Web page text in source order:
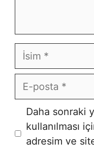
İsim
E-
posta
İnternet
sitesi
Daha sonraki
kullanılması
adresim ve